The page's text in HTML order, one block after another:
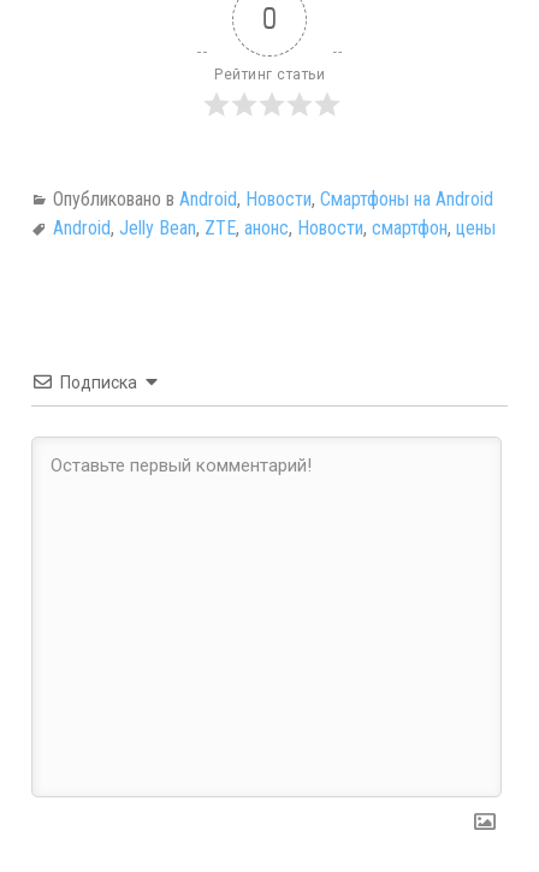
0
Рейтинг статьи
Опубликовано в Android, Новости, Смартфоны на Android
Android, Jelly Bean, ZTE, анонс, Новости, смартфон, цены
Подписка